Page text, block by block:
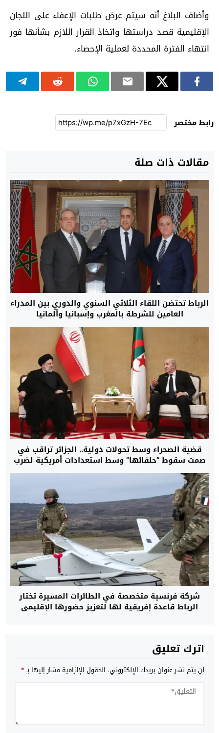
وأضاف البلاغ أنه سيتم عرض طلبات الإعفاء على اللجان
الإقليمية قصد دراستها واتخاذ القرار اللازم بشأنها فور
انتهاء الفترة المحددة لعملية الإحصاء.
رابط مختصر
مقالات ذات صلة
الرباط تحتضن اللقاء الثلاثي السنوي والدوري بين المدراء
العامين للشرطة بالمغرب وإسبانيا وألمانيا
قضية الصحراء وسط تحولات دولية.. الجزائر تراقب في
صمت سقوط “حلفائها” وسط استعدادات أمريكية لضرب
إيران
شركة فرنسية متخصصة في الطائرات المسيرة تختار
الرباط قاعدة إفريقية لها لتعزيز حضورها الإقليمي
اترك تعليق
لن يتم نشر عنوان بريدك الإلكتروني. الحقول الإلزامية مشار إليها بـ*